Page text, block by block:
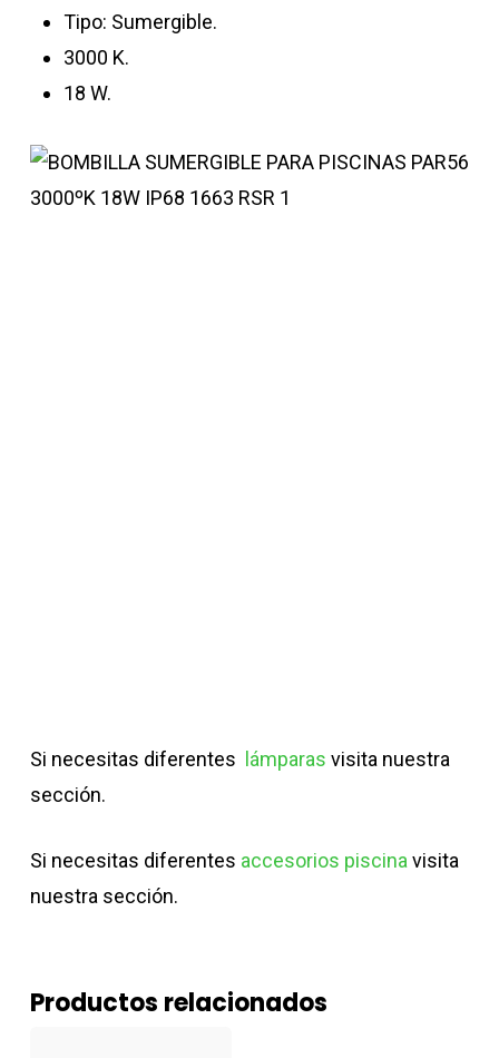
Tipo: Sumergible.
3000 K.
18 W.
Si necesitas diferentes lámparas visita nuestra
sección.
Si necesitas diferentes accesorios piscinavisita
nuestra sección.
Productos relacionados